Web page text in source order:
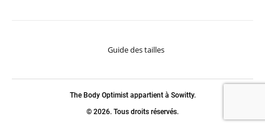
Guide des tailles
The Body Optimist appartient à Sowitty.
© 2026. Tous droits réservés.